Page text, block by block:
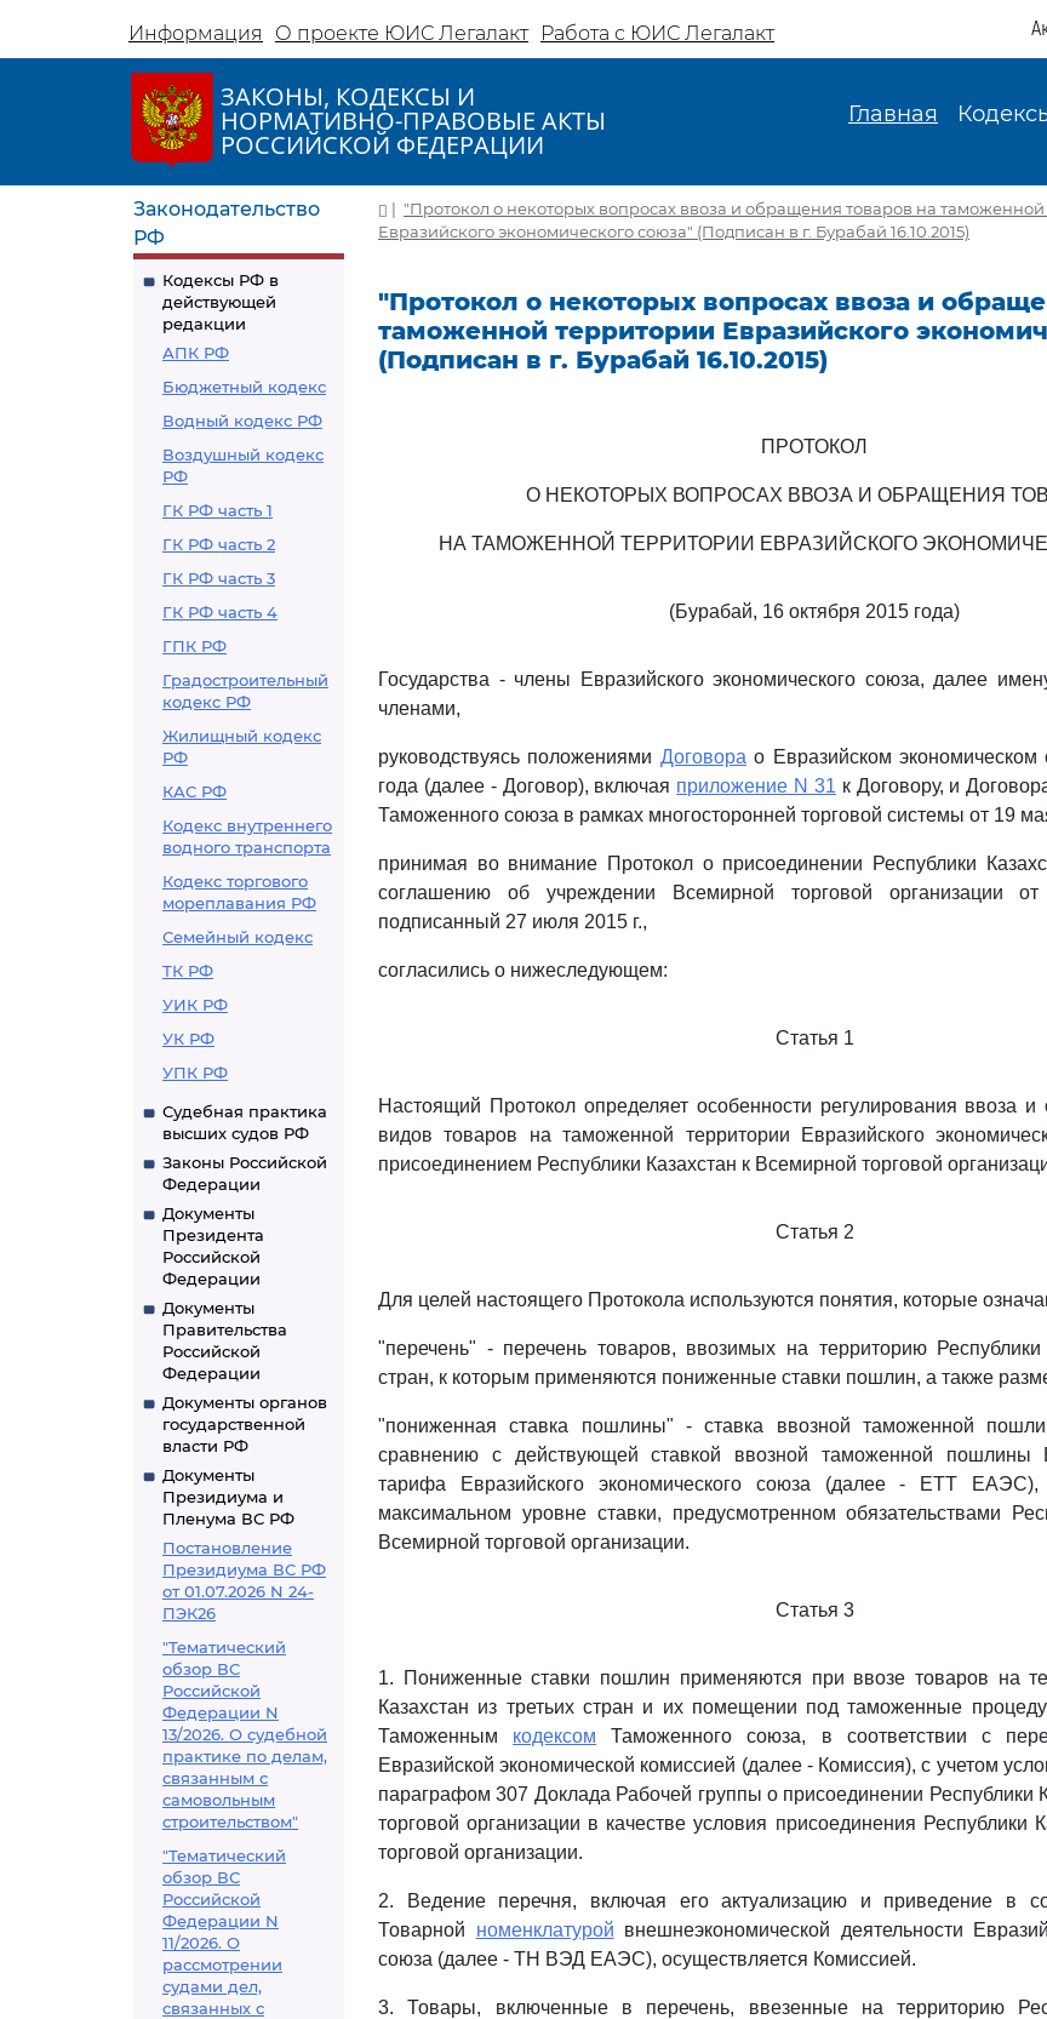
Информация О проекте ЮИС Легалакт Работа с ЮИС Легалакт
ЗАКОНЫ, КОДЕКСЫ И
НОРМАТИВНО-ПРАВОВЫЕ АКТЫ
РОССИЙСКОЙ ФЕДЕРАЦИИ
Главная
Законодательство
РФ
Кодексы РФ в
действующей
редакции
АПК РФ
Бюджетный кодекс
Водный кодекс РФ
Воздушный кодекс
РФ
ГК РФ часть 1
ГК РФ часть 2
ГК РФ часть 3
ГК РФ часть 4
ГПК РФ
Градостроительный
кодекс РФ
Жилищный кодекс
РФ
КАС РФ
Кодекс внутреннего
водного транспорта
Кодекс торгового
мореплавания РФ
Семейный кодекс
ТК РФ
УИК РФ
УК РФ
УПК РФ
Судебная практика
высших судов РФ
Законы Российской
Федерации
Документы
Президента
Российской
Федерации
Документы
Правительства
Российской
Федерации
Документы органов
государственной
власти РФ
Документы
Президиума и
Пленума ВС РФ
Постановление
Президиума ВС РФ
от 01.07.2026 N 24-
ПЭК26
"Тематический
обзор ВС
Российской
Федерации N
13/2026. О судебной
практике по делам,
связанным с
самовольным
строительством"
"Тематический
обзор ВС
Российской
Федерации N
11/2026. О
рассмотрении
судами дел,
связанных с
| "Протокол о некоторых вопросах ввоза и обращения товаров на
Евразийского экономического союза" (Подписан в г. Бурабай 16.10.2015)
"Протокол о некоторых вопросах ввоза и
таможенной территории Евразийского
(Подписан в г. Бурабай 16.10.2015)
ПРОТОКОЛ
О НЕКОТОРЫХ ВОПРОСАХ ВВОЗА И ОБРАЩЕНИЯ
НА ТАМОЖЕННОЙ ТЕРРИТОРИИ ЕВРАЗИЙСКОГО
(Бурабай, 16 октября 2015 года)
Государства - члены Евразийского экономического союза, далее
членами,
руководствуясь положениями Договора о Евразийском
года (далее - Договор), включая приложение N 31 к Договору, и
Таможенного союза в рамках многосторонней торговой системы от 19
принимая во внимание Протокол о присоединении Республики
соглашению об учреждении Всемирной торговой организации
подписанный 27 июля 2015 г.,
согласились о нижеследующем:
Статья 1
Настоящий Протокол определяет особенности регулирования ввоза
видов товаров на таможенной территории Евразийского
присоединением Республики Казахстан к Всемирной торговой
Статья 2
Для целей настоящего Протокола используются понятия, которые
"перечень" - перечень товаров, ввозимых на территорию Республики
стран, к которым применяются пониженные ставки пошлин, а также
"пониженная ставка пошлины" - ставка ввозной таможенной
сравнению с действующей ставкой ввозной таможенной пошлины
тарифа Евразийского экономического союза (далее - ЕТТ ЕАЭС),
максимальном уровне ставки, предусмотренном обязательствами
Всемирной торговой организации.
Статья 3
1. Пониженные ставки пошлин применяются при ввозе товаров на
Казахстан из третьих стран и их помещении под таможенные
Таможенным кодексом Таможенного союза, в соответствии с
Евразийской экономической комиссией (далее - Комиссия), с учетом
параграфом 307 Доклада Рабочей группы о присоединении Республики
торговой организации в качестве условия присоединения Республики
торговой организации.
2. Ведение перечня, включая его актуализацию и приведение в
Товарной номенклатурой внешнеэкономической деятельности
союза (далее - ТН ВЭД ЕАЭС), осуществляется Комиссией.
3. Товары, включенные в перечень, ввезенные на территорию